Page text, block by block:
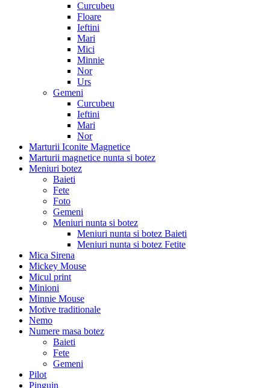
Curcubeu
Floare
Ieftini
Mari
Mici
Minnie
Nor
Urs
Gemeni
Curcubeu
Ieftini
Mari
Nor
Marturii Iconite Magnetice
Marturii magnetice nunta si botez
Meniuri botez
Baieti
Fete
Foto
Gemeni
Meniuri nunta si botez
Meniuri nunta si botez Baieti
Meniuri nunta si botez Fetite
Mica Sirena
Mickey Mouse
Micul print
Minioni
Minnie Mouse
Motive traditionale
Nemo
Numere masa botez
Baieti
Fete
Gemeni
Pilot
Pinguin